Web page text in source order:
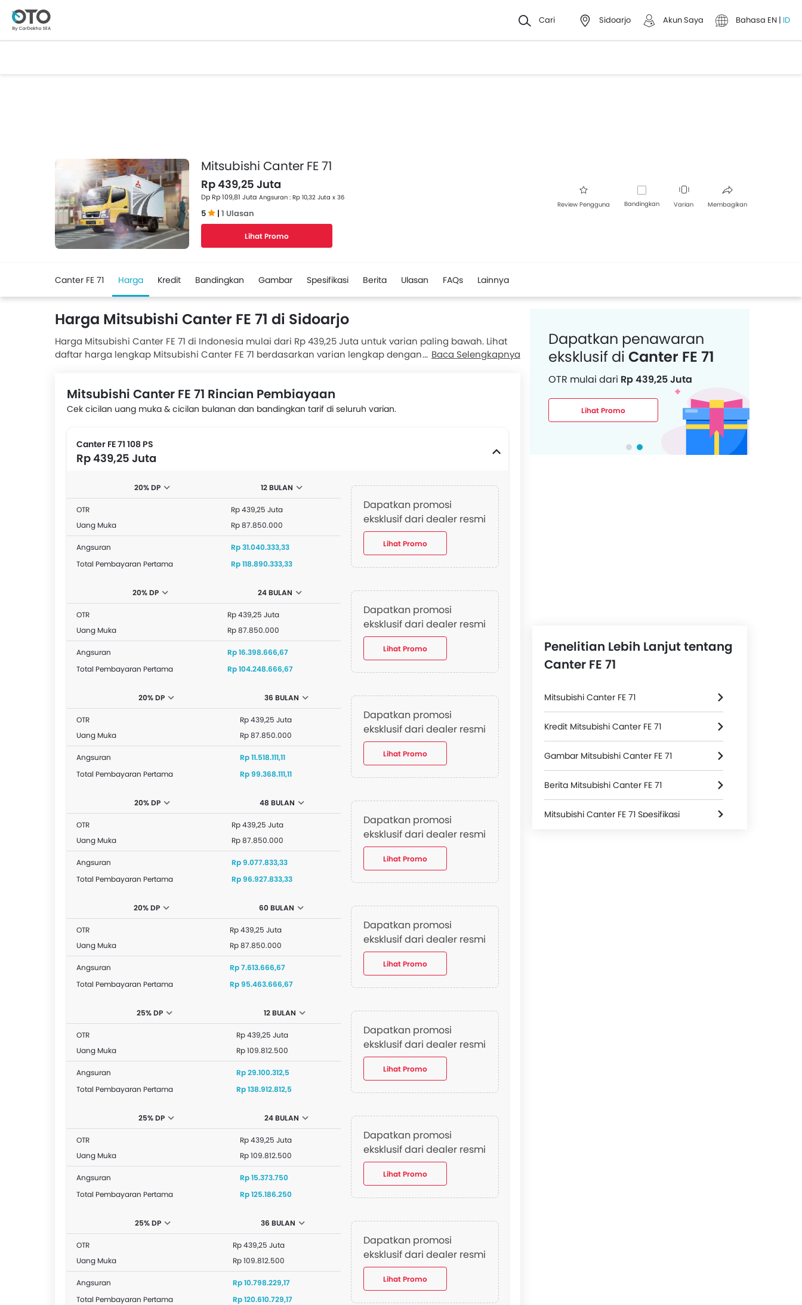
Cari Sidoarjo Akun Saya Bahasa EN | ID
Mitsubishi Canter FE 71
Rp 439,25 Juta
Dp Rp 109,81 Juta Angsuran : Rp 10,32 Juta x 36
5 | 1 Ulasan
Lihat Promo
Review Pengguna Bandingkan Varian Membagikan
Canter FE 71 Harga Kredit Bandingkan Gambar Spesifikasi Berita Ulasan FAQs Lainnya
Harga Mitsubishi Canter FE 71 di Sidoarjo
Harga Mitsubishi Canter FE 71 di Indonesia mulai dari Rp 439,25 Juta untuk varian paling bawah. Lihat
daftar harga lengkap Mitsubishi Canter FE 71 berdasarkan varian lengkap dengan promo yang tersedia
Baca Selengkapnya
Mitsubishi Canter FE 71 Rincian Pembiayaan
Cek cicilan uang muka & cicilan bulanan dan bandingkan tarif di seluruh varian.
Canter FE 71 108 PS
Rp 439,25 Juta
20% DP 12 BULAN
OTR
Rp 439,25 Juta
Uang Muka
Rp 87.850.000
Angsuran
Rp 31.040.333,33
Total Pembayaran Pertama
Rp 118.890.333,33
Dapatkan promosi
eksklusif dari dealer resmi
Lihat Promo
20% DP 24 BULAN
OTR
Rp 439,25 Juta
Uang Muka
Rp 87.850.000
Angsuran
Rp 16.398.666,67
Total Pembayaran Pertama
Rp 104.248.666,67
Dapatkan promosi
eksklusif dari dealer resmi
Lihat Promo
20% DP 36 BULAN
OTR
Rp 439,25 Juta
Uang Muka
Rp 87.850.000
Angsuran
Rp 11.518.111,11
Total Pembayaran Pertama
Rp 99.368.111,11
Dapatkan promosi
eksklusif dari dealer resmi
Lihat Promo
20% DP 48 BULAN
OTR
Rp 439,25 Juta
Uang Muka
Rp 87.850.000
Angsuran
Rp 9.077.833,33
Total Pembayaran Pertama
Rp 96.927.833,33
Dapatkan promosi
eksklusif dari dealer resmi
Lihat Promo
20% DP 60 BULAN
OTR
Rp 439,25 Juta
Uang Muka
Rp 87.850.000
Angsuran
Rp 7.613.666,67
Total Pembayaran Pertama
Rp 95.463.666,67
Dapatkan promosi
eksklusif dari dealer resmi
Lihat Promo
25% DP 12 BULAN
OTR
Rp 439,25 Juta
Uang Muka
Rp 109.812.500
Angsuran
Rp 29.100.312,5
Total Pembayaran Pertama
Rp 138.912.812,5
Dapatkan promosi
eksklusif dari dealer resmi
Lihat Promo
25% DP 24 BULAN
OTR
Rp 439,25 Juta
Uang Muka
Rp 109.812.500
Angsuran
Rp 15.373.750
Total Pembayaran Pertama
Rp 125.186.250
Dapatkan promosi
eksklusif dari dealer resmi
Lihat Promo
25% DP 36 BULAN
OTR
Rp 439,25 Juta
Uang Muka
Rp 109.812.500
Angsuran
Rp 10.798.229,17
Total Pembayaran Pertama
Rp 120.610.729,17
Dapatkan promosi
eksklusif dari dealer resmi
Lihat Promo
Dapatkan penawaran
eksklusif di Canter FE 71
OTR mulai dari Rp 439,25 Juta
Lihat Promo
Penelitian Lebih Lanjut tentang
Canter FE 71
Mitsubishi Canter FE 71
Kredit Mitsubishi Canter FE 71
Gambar Mitsubishi Canter FE 71
Berita Mitsubishi Canter FE 71
Mitsubishi Canter FE 71 Spesifikasi